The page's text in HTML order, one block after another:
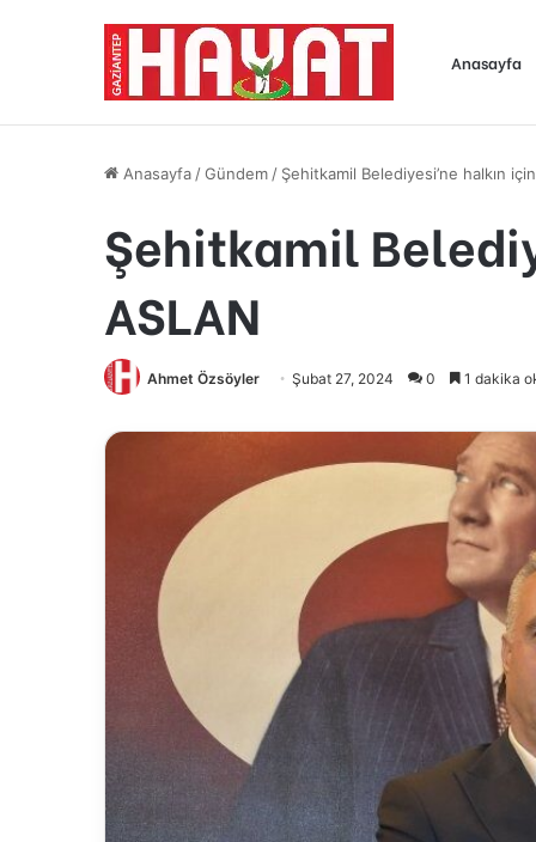
Anasayfa
Anasayfa /Gündem / Şehitkamil Belediyesi’ne halkın
Şehitkamil
ASLAN
Ahmet Özsöyler Şubat 27, 2024 0 1 dakika